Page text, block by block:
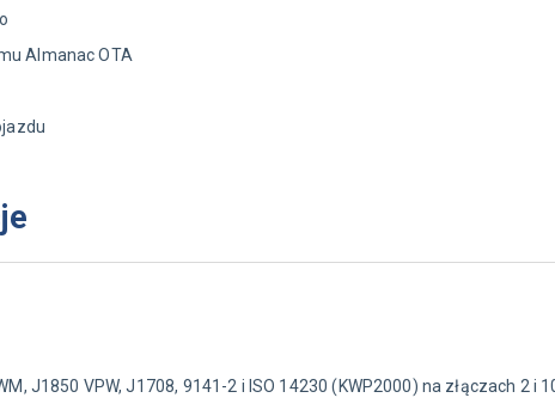
Almanac OTA
J1850 VPW, J1708, 9141-2 i ISO 14230 (KWP2000) na złączach 2 i